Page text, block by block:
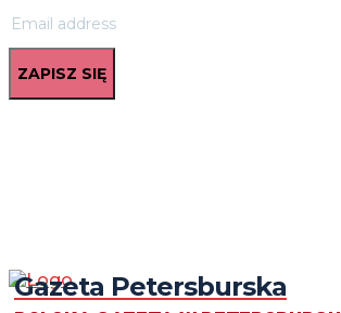
ZAPISZ SIĘ
Gazeta Petersburska